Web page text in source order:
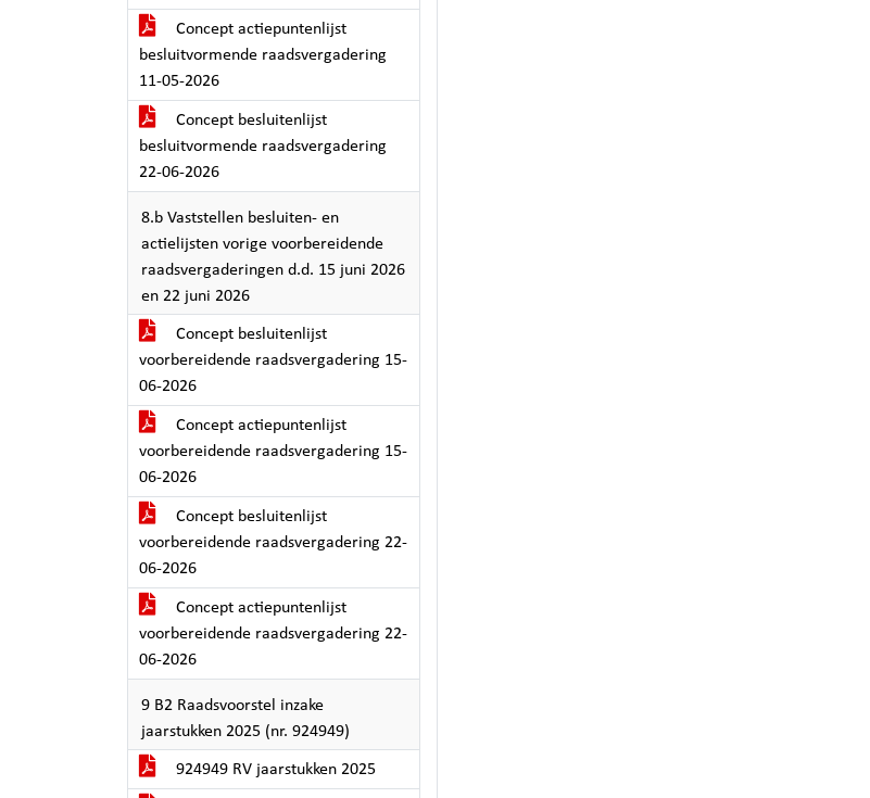
Concept actiepuntenlijst
besluitvormende raadsvergadering
11-05-2026
Concept besluitenlijst
besluitvormende raadsvergadering
22-06-2026
8.b Vaststellen besluiten- en
actielijsten vorige voorbereidende
raadsvergaderingen d.d. 15 juni 2026
en 22 juni 2026
Concept besluitenlijst
voorbereidende raadsvergadering 15-
06-2026
Concept actiepuntenlijst
voorbereidende raadsvergadering 15-
06-2026
Concept besluitenlijst
voorbereidende raadsvergadering 22-
06-2026
Concept actiepuntenlijst
voorbereidende raadsvergadering 22-
06-2026
9 B2 Raadsvoorstel inzake
jaarstukken 2025 (nr. 924949)
924949 RV jaarstukken 2025